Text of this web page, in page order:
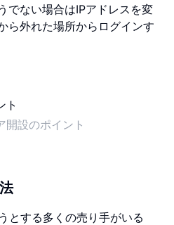
でない場合はIPアドレスを変
ら外れた場所からログインす
開設のポイント
とする多くの売り手がいる